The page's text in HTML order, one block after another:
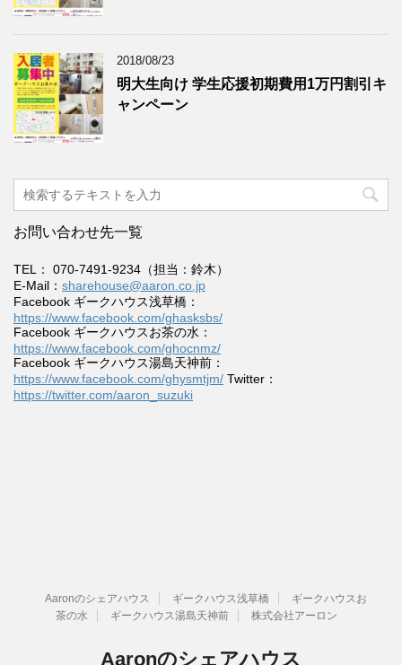
2018/08/23
明大生向け 学生応援初期費用1万円割引キ
ャンペーン
お問い合わせ先一覧
TEL： 070-7491-9234（担当：鈴木）
E-Mail： sharehouse@aaron.co.jp
Facebook ギークハウス浅草橋：
https://www.facebook.com/ghasksbs/
Facebook ギークハウスお茶の水：
https://www.facebook.com/ghocnmz/
Facebook ギークハウス湯島天神前：
https://www.facebook.com/ghysmtjm/ Twitter：
https://twitter.com/aaron_suzuki
Aaronのシェアハウス ギークハウス浅草橋
ギークハウスお
茶の水
ギークハウス湯島天神前 株式会社アーロン
Aaronのシェアハウス